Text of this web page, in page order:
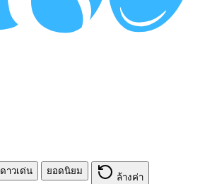
ดาวเด่น ยอดนิยม
ล้างค่า